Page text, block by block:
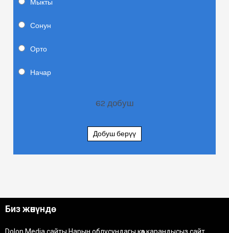
Мыкты
Сонун
Орто
Начар
62 добуш
Добуш берүү
Биз жөнүндө